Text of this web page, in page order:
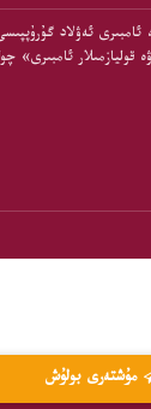
ئامبىرى ئەۋلاد
قوليازمىلار ئامبىرى»